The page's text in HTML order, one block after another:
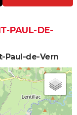
PAUL-DE-
Paul-de-Vern